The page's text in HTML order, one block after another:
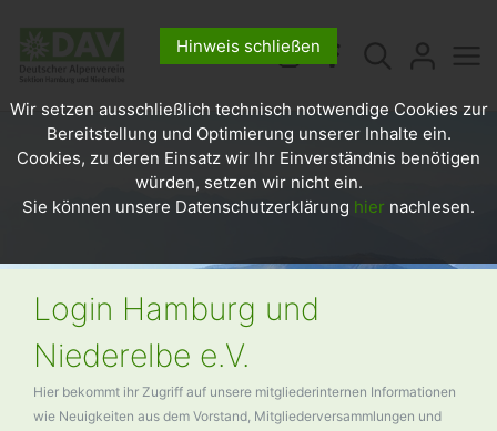
Login Hamburg und
Niederelbe e.V.
Hier bekommt ihr Zugriff auf unsere mitgliederinternen Informationen
wie Neuigkeiten aus dem Vorstand, Mitgliederversammlungen und
Hinweis schließen
Wir setzen ausschließlich technisch notwendige Cookies zur
Bereitstellung und Optimierung unserer Inhalte ein.
Cookies, zu deren Einsatz wir Ihr Einverständnis benötigen
würden, setzen wir nicht ein.
Sie können unsere Datenschutzerklärung hier nachlesen.